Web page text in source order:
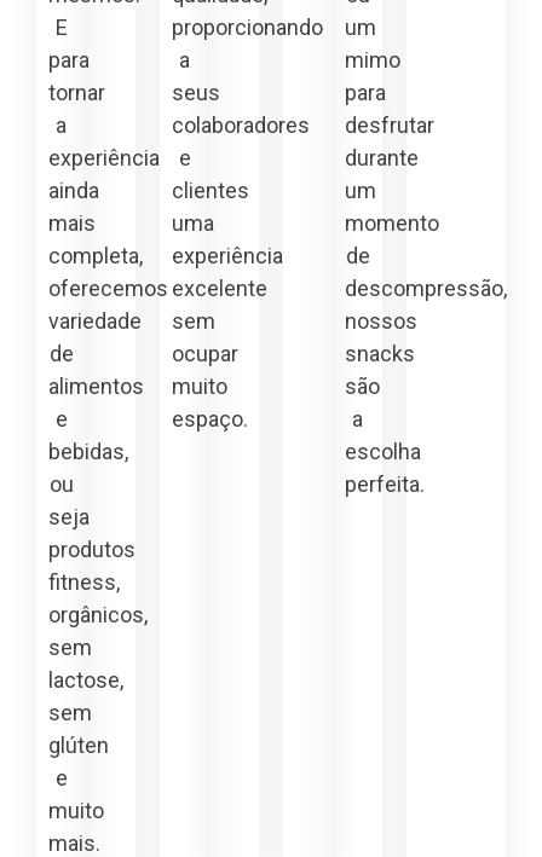
E
para
tornar
a
experiência
ainda
mais
completa,
oferecemos
variedade
de
alimentos
e
bebidas,
ou
seja
produtos
fitness,
orgânicos,
sem
lactose,
sem
glúten
e
muito
mais.
proporcionando
a
seus
colaboradores
e
clientes
uma
experiência
excelente
sem
ocupar
muito
espaço.
um
mimo
para
desfrutar
durante
um
momento
de
descompressão,
nossos
snacks
são
a
escolha
perfeita.